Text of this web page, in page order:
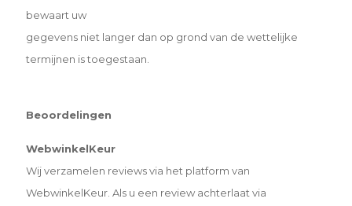
bewaart uw
gegevens niet langer dan op grond van de wettelijke
termijnen is toegestaan.
Beoordelingen
WebwinkelKeur
Wij verzamelen reviews via het platform van
WebwinkelKeur. Als u een review achterlaat via